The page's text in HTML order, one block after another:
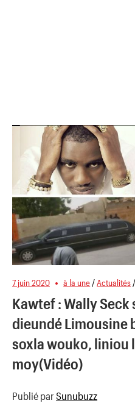
7 juin 2020 à la une /Actualités
Kawtef : Wally Seck
dieundé Limousine
soxla wouko, liniou
moy(Vidéo)
Publié par Sunubuzz